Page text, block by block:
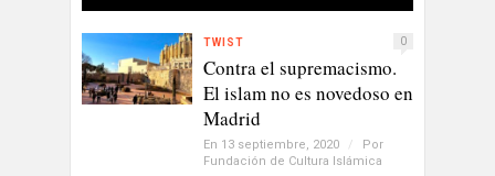
TWIST 0
Contra el supremacismo.
El islam no es novedoso en
Madrid
En 13 septiembre, 2020 /
Por
Fundación de Cultura Islámica